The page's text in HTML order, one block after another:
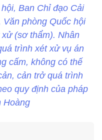
Ban Chỉ đạo Cải
phòng Quốc hội
(sơ thẩm). Nhân
trình xét xử vụ án
cấm, không có thế
cản trở quá trình
quy định của pháp
Hoàng